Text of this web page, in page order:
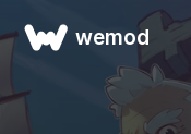
wemod